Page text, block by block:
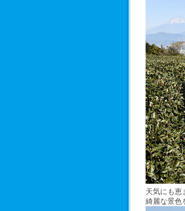
天気にも恵
綺麗な景色